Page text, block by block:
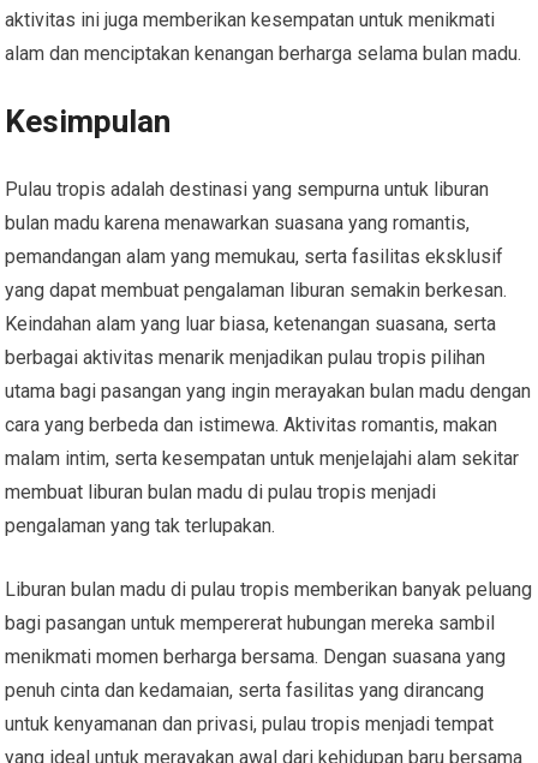
aktivitas ini juga memberikan kesempatan untuk menikmati
alam dan menciptakan kenangan berharga selama bulan madu.
Kesimpulan
Pulau tropis adalah destinasi yang sempurna untuk liburan
bulan madu karena menawarkan suasana yang romantis,
pemandangan alam yang memukau, serta fasilitas eksklusif
yang dapat membuat pengalaman liburan semakin berkesan.
Keindahan alam yang luar biasa, ketenangan suasana, serta
berbagai aktivitas menarik menjadikan pulau tropis pilihan
utama bagi pasangan yang ingin merayakan bulan madu dengan
cara yang berbeda dan istimewa. Aktivitas romantis, makan
malam intim, serta kesempatan untuk menjelajahi alam sekitar
membuat liburan bulan madu di pulau tropis menjadi
pengalaman yang tak terlupakan.
Liburan bulan madu di pulau tropis memberikan banyak peluang
bagi pasangan untuk mempererat hubungan mereka sambil
menikmati momen berharga bersama. Dengan suasana yang
penuh cinta dan kedamaian, serta fasilitas yang dirancang
untuk kenyamanan dan privasi, pulau tropis menjadi tempat
yang ideal untuk merayakan awal dari kehidupan baru bersama